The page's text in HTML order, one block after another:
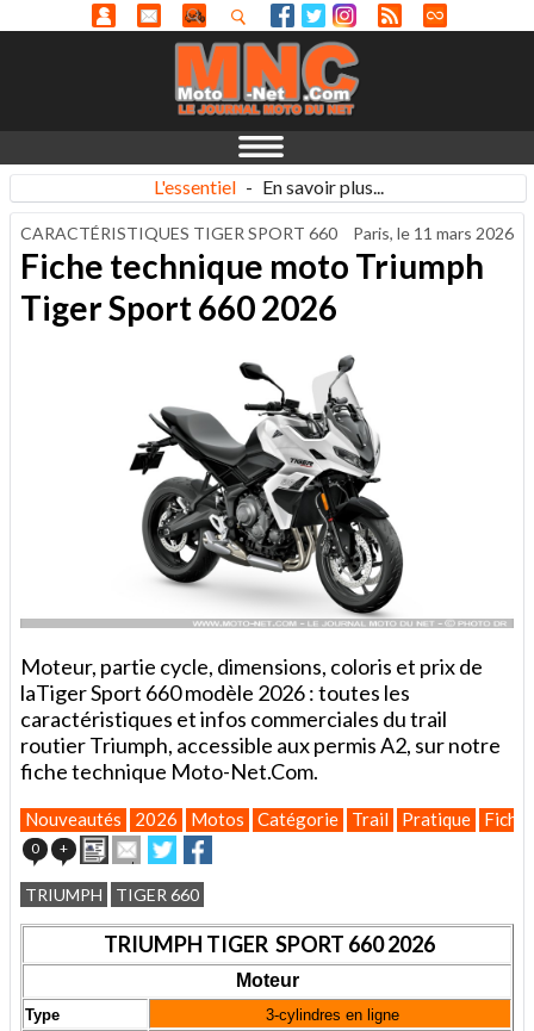
L'essentiel - En savoir plus...
CARACTÉRISTIQUES TIGER SPORT 660 Paris, le 11 mars 2026
Fiche technique moto Triumph
Tiger Sport 660 2026
Moteur, partie cycle, dimensions, coloris et prix de
laTiger Sport 660 modèle 2026 : toutes les
caractéristiques et infos commerciales du trail
routier Triumph, accessible aux permis A2, sur notre
fiche technique Moto-Net.Com.
Nouveautés 2026 Motos Catégorie Trail Pratique
0 + ImprimerEnvoyer
cet
article
à
un
ami
Partager
sur
Twitter
sur
Facebook
TRIUMPH TIGER 660
TRIUMPH TIGER SPORT 660 2026
Moteur
Type
3-cylindres en ligne